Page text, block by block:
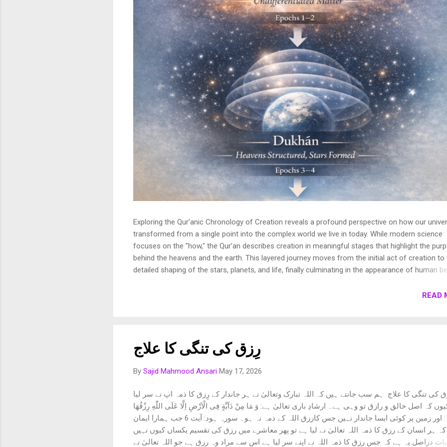
Exploring the Qur’anic Chronology of Creation reveals a profound perspective on how our
transformed from a single point into the complex world we live in today. While modern science
focuses on the "how," the Qur’an describes creation in meaningful stages that highlight the
behind the heavens and the earth. This layered journey moves from the initial act of creation to
detailed shaping of the stars, planets, and life, finally culminating in the appearance of human
and purposeful vision of the universe. 1. Chronology of Creation Allah Almighty says in Surah
READ
رِزق کی تنگی کا علاج
By Sajid Mahmood Ansari May 17, 2026
کی تنگی کا علاج ہم سب جانتے ہیں کہ اللہ تبارک وتعالیٰ نے ہر جاندار کے رِزق کا ذمہ اپ نے سر لیا
کہ اصل خالق و رازق تو وہی ہے۔ ارشادِ باری تعالیٰ ہے: وَ مَا مِنْ دَآبَّةٍ فِی الْاَرْضِ اِلَّا عَلَى اللّٰهِ رِزْقُهَا
ترجمہ: اور زمین پر کوئی ایسا جاندار نہیں جس کارزق اللہ کے ذمہ نہ ہو۔ سورہ ہود: آیت 6 جب ہمارا ایمان
ہر انسان کے رزق کا ذمہ اللہ تعالیٰ نے لیا ہے تو پھر معاشرے میں رزق کی تقسیم یکساں کیوں نہیں
دراصل یہ ہے کہ جس رزق کا ذمہ اللہ نے اپنے سر لیا ہے اس سے مراد وہ رزق ہے جو اللہ تعالیٰ نے